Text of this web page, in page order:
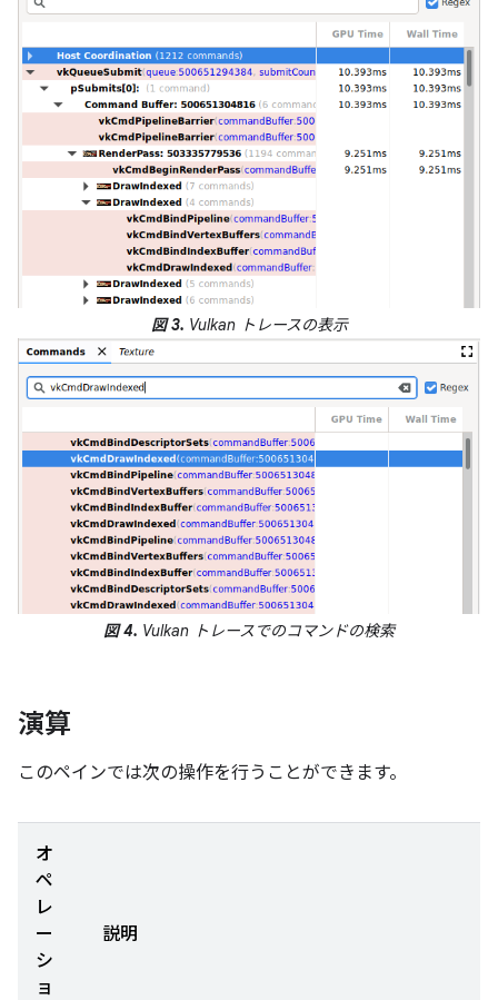
図 3. Vulkan トレースの表示
図 4. Vulkan トレースでのコマンドの検索
演算
このペインでは次の操作を行うことができます。
オ
ペ
レ
ー
シ
ョ
説明